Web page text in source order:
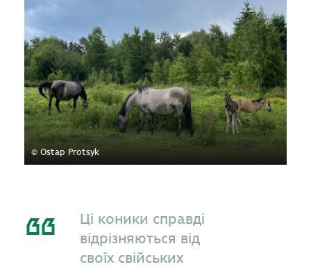
© Ostap Protsyk
Ці коники справді
відрізняються від
своїх свійських